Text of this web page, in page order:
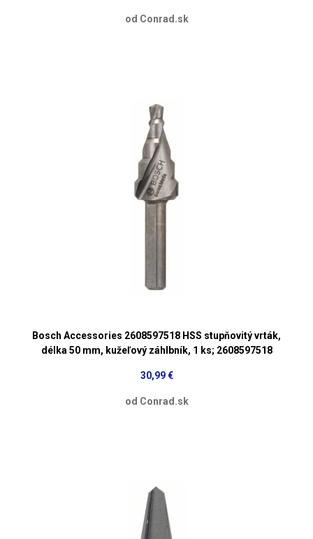
od Conrad.sk
Bosch Accessories 2608597518 HSS stupňovitý vrták,
délka 50 mm, kužeľový záhlbník, 1 ks; 2608597518
30,99 €
od Conrad.sk